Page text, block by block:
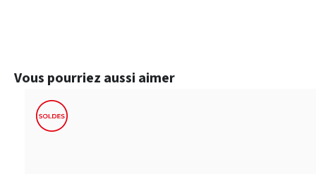
Ignorer la galerie de produits
Vous pourriez aussi aimer